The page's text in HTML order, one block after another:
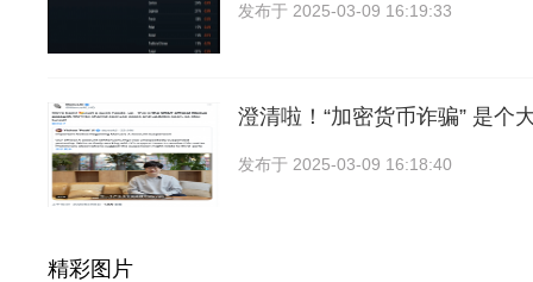
发布于 2025-03-09 16:19:33
澄清啦！“加密货币诈骗” 是个
发布于 2025-03-09 16:18:40
精彩图片